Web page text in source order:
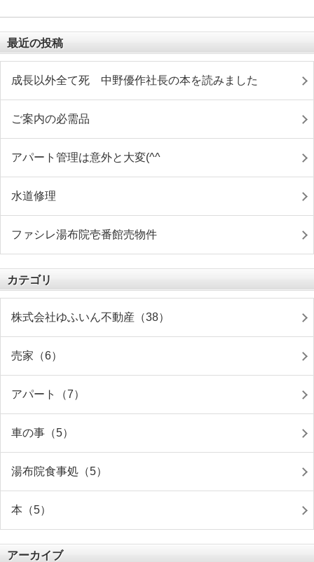
最近の投稿
成長以外全て死 中野優作社長の本を読みました
ご案内の必需品
アパート管理は意外と大変(^^ゞ
水道修理
ファシレ湯布院壱番館売物件
カテゴリ
株式会社ゆふいん不動産（38）
売家（6）
アパート（7）
車の事（5）
湯布院食事処（5）
本（5）
アーカイブ